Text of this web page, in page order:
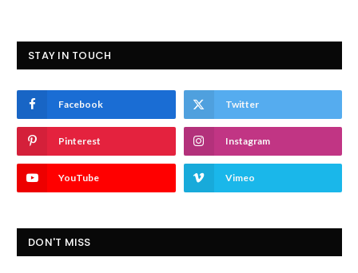
STAY IN TOUCH
Facebook Twitter
Pinterest Instagram
YouTube Vimeo
DON'T MISS